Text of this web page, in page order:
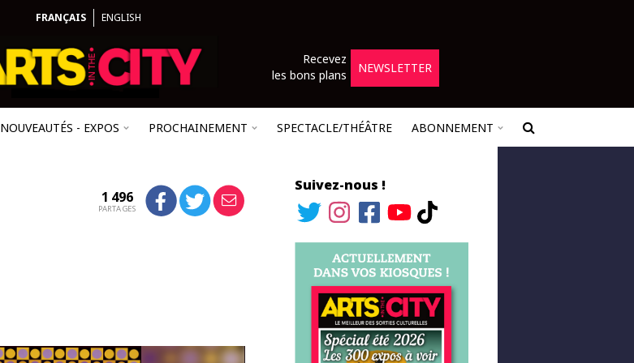
FRANÇAIS ENGLISH
Recevez
les bons plans
NEWSLETTER
NOUVEAUTÉS - EXPOS PROCHAINEMENT SPECTACLE/THÉÂTRE ABONNEMENT
1 496
PARTAGES
Suivez-nous !